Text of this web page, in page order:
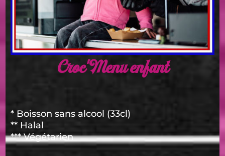
Croc'Menu enfant
* Boisson sans alcool (33cl)
** Halal
*** Végétarien